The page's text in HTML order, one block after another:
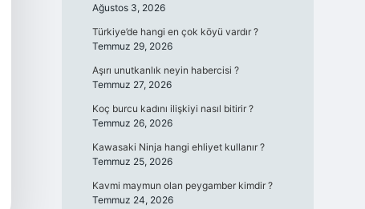
Ağustos 3, 2026
Türkiye’de hangi en çok köyü vardır ?
Temmuz 29, 2026
Aşırı unutkanlık neyin habercisi ?
Temmuz 27, 2026
Koç burcu kadını ilişkiyi nasıl bitirir ?
Temmuz 26, 2026
Kawasaki Ninja hangi ehliyet kullanır ?
Temmuz 25, 2026
Kavmi maymun olan peygamber kimdir ?
Temmuz 24, 2026